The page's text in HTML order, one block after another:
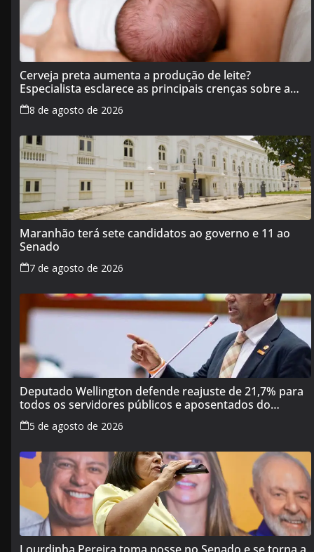
Cerveja preta aumenta a produção de leite?
Especialista esclarece as principais crenças sobre a
alimentação durante a amamentação
8 de agosto de 2026
Maranhão terá sete candidatos ao governo e 11 ao
Senado
7 de agosto de 2026
Deputado Wellington defende reajuste de 21,7% para
todos os servidores públicos e aposentados do
Maranhão
5 de agosto de 2026